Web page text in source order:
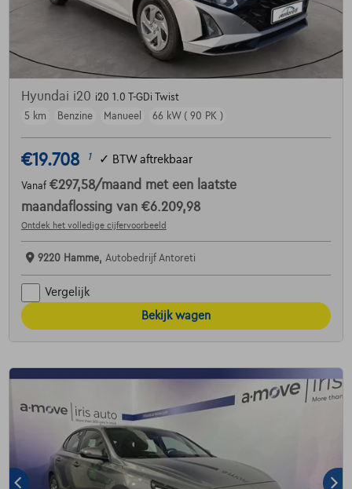
Hyundai i20 i20 1.0 T-GDi Twist
5 km
Benzine Manueel 66 kW ( 90 PK )
€19.708 1 ✓ BTW aftrekbaar
Vanaf €297,58/maand met een laatste
maandaflossing van €6.209,98
Ontdek het volledige cijfervoorbeeld
9220 Hamme, Autobedrijf Antoreti
Vergelijk
Bekijk wagen